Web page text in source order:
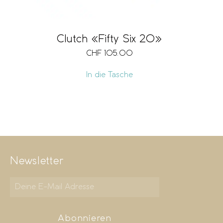
Clutch «Fifty Six 20»
CHF 105.00
In die Tasche
Newsletter
Abonnieren